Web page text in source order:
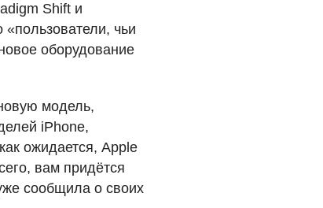
Shift и
чьи
оборудование
модель,
iPhone,
ожидается, Apple
вам придётся
сообщила о своих